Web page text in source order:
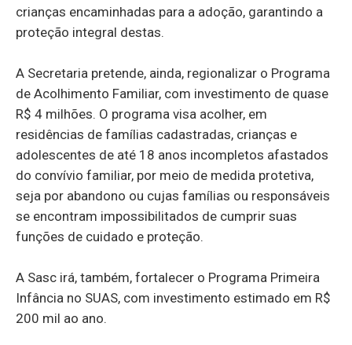
crianças encaminhadas para a adoção, garantindo a
proteção integral destas.
A Secretaria pretende, ainda, regionalizar o Programa
de Acolhimento Familiar, com investimento de quase
R$ 4 milhões. O programa visa acolher, em
residências de famílias cadastradas, crianças e
adolescentes de até 18 anos incompletos afastados
do convívio familiar, por meio de medida protetiva,
seja por abandono ou cujas famílias ou responsáveis
se encontram impossibilitados de cumprir suas
funções de cuidado e proteção.
A Sasc irá, também, fortalecer o Programa Primeira
Infância no SUAS, com investimento estimado em R$
200 mil ao ano.